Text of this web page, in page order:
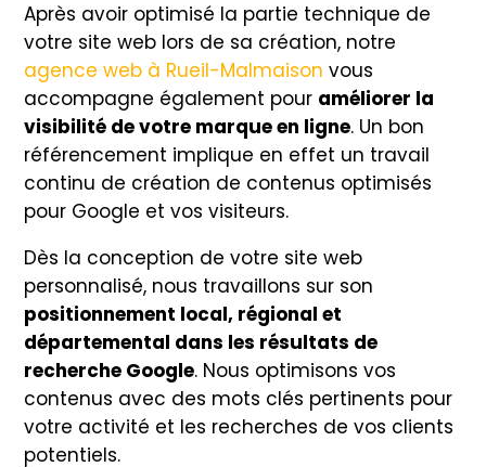
Après avoir optimisé la partie technique de
votre site web lors de sa création, notre
agence web à Rueil-Malmaison vous
accompagne également pour améliorer la
visibilité de votre marque en ligne. Un bon
référencement implique en effet un travail
continu de création de contenus optimisés
pour Google et vos visiteurs.
Dès la conception de votre site web
personnalisé, nous travaillons sur son
positionnement local, régional et
départemental dans les résultats de
recherche Google. Nous optimisons vos
contenus avec des mots clés pertinents pour
votre activité et les recherches de vos clients
potentiels.